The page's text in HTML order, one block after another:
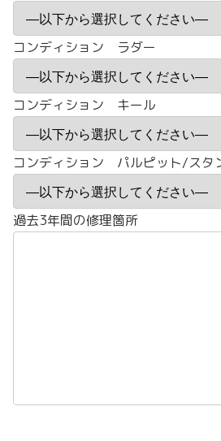
コンディション ラダー
コンディション キール
コンディション パルピット/スタ
過去3年間の修理箇所